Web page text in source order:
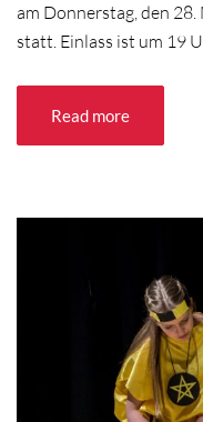
am Donnerstag, den
statt. Einlass ist um 19
Read more